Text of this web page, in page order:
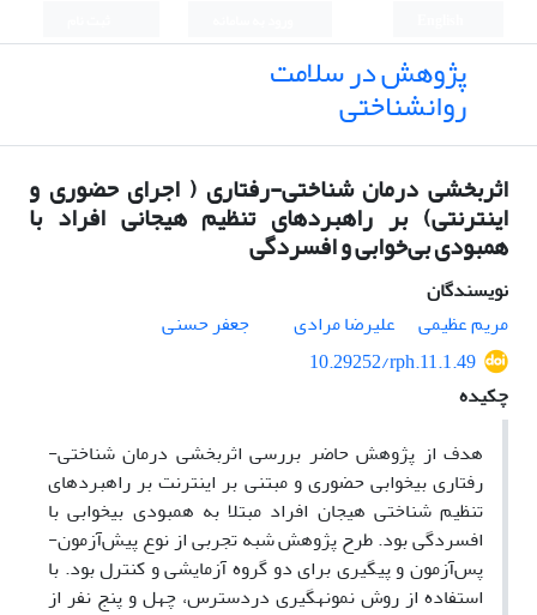
پژوهش در سلامت
روانشناختی
اثربخشی درمان شناختی-رفتاری ( اجرای حضوری و
اینترنتی) بر راهبردهای تنظیم هیجانی افراد با
همبودی بی‌خوابی و افسردگی
نویسندگان
مریم عظیمی
علیرضا مرادی
جعفر حسنی
10.29252/rph.11.1.49
چکیده
هدف از پژوهش حاضر بررسی اثربخشی درمان شناختی-
رفتاری بی­خوابی حضوری و مبتنی بر اینترنت بر راهبردهای
تنظیم شناختی هیجان افراد مبتلا به همبودی بی­خوابی با
افسردگی بود. طرح پژوهش شبه تجربی از نوع پیش‌آزمون-
پس‌آزمون و پیگیری برای دو گروه آزمایشی و کنترل بود. با
استفاده از روش نمونه­گیری دردسترس، چهل و پنج نفر از